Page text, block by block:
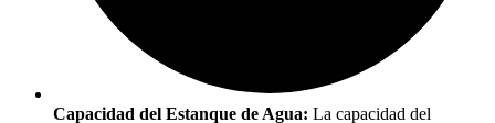
Capacidad del Estanque de Agua: La capacidad del